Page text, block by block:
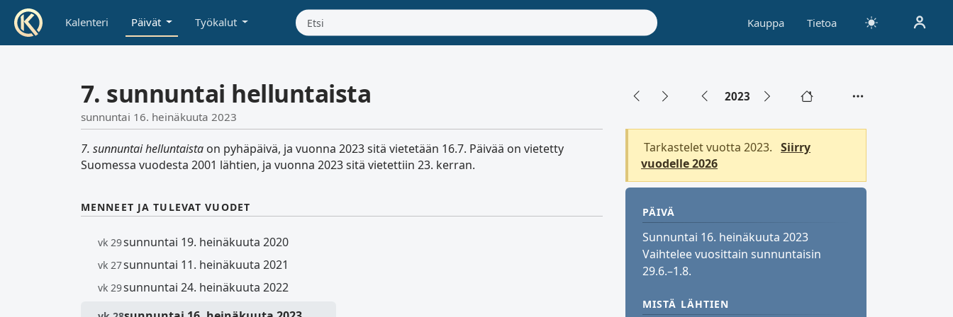
Kalenteri Päivät Työkalut Kauppa Tietoa
7. sunnuntai helluntaista
sunnuntai 16. heinäkuuta 2023
2023
7. sunnuntai helluntaista on pyhäpäivä, ja vuonna 2023 sitä vietetään 16.7. Päivää on vietetty
Suomessa vuodesta 2001 lähtien, ja vuonna 2023 sitä vietettiin 23. kerran.
MENNEET JA TULEVAT VUODET
vk 29sunnuntai 19. heinäkuuta 2020
vk 27sunnuntai 11. heinäkuuta 2021
vk 29sunnuntai 24. heinäkuuta 2022
Tarkastelet vuotta 2023. Siirry
vuodelle 2026
PÄIVÄ
Sunnuntai 16. heinäkuuta 2023
Vaihtelee vuosittain sunnuntaisin
29.6.–1.8.
MISTÄ LÄHTIEN